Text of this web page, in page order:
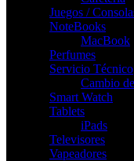
Juegos /
NoteBooks
MacBook
Perfumes
Servicio Técnico
Cambio
Smart Watch
Tablets
iPads
Televisores
Vapeadores